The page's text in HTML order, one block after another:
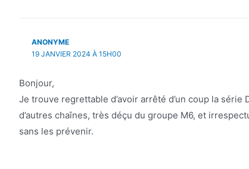
ANONYME
19 JANVIER 2024 À 15H00
Bonjour,
Je trouve regrettable d’avoir arrêté d’un coup la
d’autres chaînes, très déçu du groupe M6, et
sans les prévenir.